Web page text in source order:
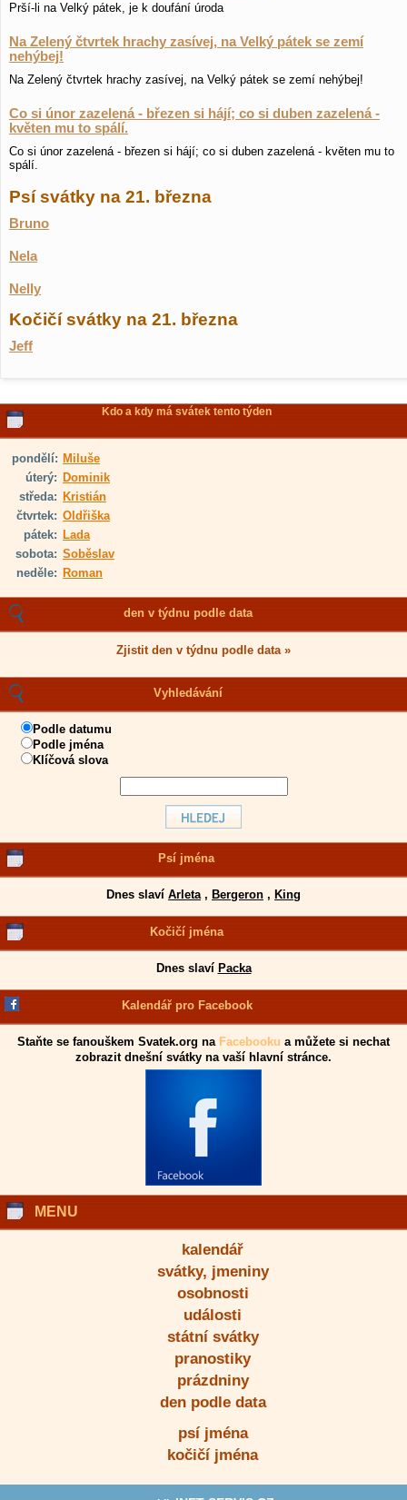
Prší-li na Velký pátek, je k doufání úroda
Na Zelený čtvrtek hrachy zasívej, na Velký pátek se zemí
nehýbej!
Na Zelený čtvrtek hrachy zasívej, na Velký pátek se zemí nehýbej!
Co si únor zazelená - březen si hájí; co si duben zazelená -
květen mu to spálí.
Co si únor zazelená - březen si hájí; co si duben zazelená - květen mu to
spálí.
Psí svátky na 21. března
Bruno
Nela
Nelly
Kočičí svátky na 21. března
Jeff
Kdo a kdy má svátek tento týden
pondělí: Miluše
úterý: Dominik
středa: Kristián
čtvrtek: Oldřiška
pátek: Lada
sobota: Soběslav
neděle: Roman
den v týdnu podle data
Zjistit den v týdnu podle data »
Vyhledávání
Podle datumu
Podle jména
Klíčová slova
Psí jména
Dnes slaví Arleta, Bergeron , King
Kočičí jména
Dnes slaví Packa
Kalendář pro Facebook
Staňte se fanouškem Svatek.org na Facebooku a můžete si nechat
zobrazit dnešní svátky na vaší hlavní stránce.
MENU
kalendář
svátky, jmeniny
osobnosti
události
státní svátky
pranostiky
prázdniny
den podle data
psí jména
kočičí jména